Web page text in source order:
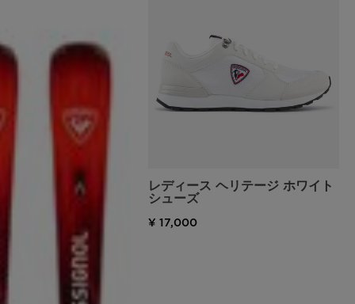
レディース ヘリテージ ホワイト
シューズ
¥ 17,000